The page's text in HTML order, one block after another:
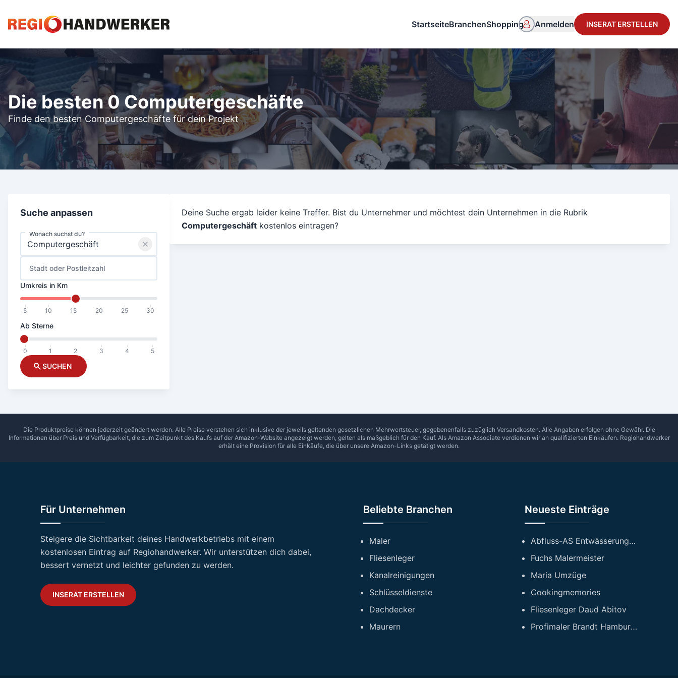
StartseiteBranchenShopping Anmelden INSERAT ERSTELLEN
Die besten 0 Computergeschäfte
Finde den besten Computergeschäfte für dein Projekt
Suche anpassen
Wonach suchst du?
Stadt oder Postleitzahl
Umkreis in Km
5 10 15 20 25 30
Ab Sterne
0 1 2 3 4 5
SUCHEN
Deine Suche ergab leider keine Treffer. Bist du Unternehmer und möchtest dein Unternehmen in die Rubrik
Computergeschäft kostenlos eintragen?
Die Produktpreise können jederzeit geändert werden. Alle Preise verstehen sich inklusive der jeweils geltenden gesetzlichen Mehrwertsteuer, gegebenenfalls zuzüglich Versandkosten. Alle Angaben erfolgen ohne Gewähr. Die
Informationen über Preis und Verfügbarkeit, die zum Zeitpunkt des Kaufs auf der Amazon-Website angezeigt werden, gelten als maßgeblich für den Kauf. Als Amazon Associate verdienen wir an qualifizierten Einkäufen. Regiohandwerker
erhält eine Provision für alle Einkäufe, die über unsere Amazon-Links getätigt werden.
Für Unternehmen
Steigere die Sichtbarkeit deines Handwerkbetriebs mit einem
kostenlosen Eintrag auf Regiohandwerker. Wir unterstützen dich dabei,
bessert vernetzt und leichter gefunden zu werden.
INSERAT ERSTELLEN
Beliebte Branchen
Maler
Fliesenleger
Kanalreinigungen
Schlüsseldienste
Dachdecker
Maurern
Neueste Einträge
Abfluss-AS Entwässerungstechnik GmbH
Fuchs Malermeister
Maria Umzüge
Cookingmemories
Fliesenleger Daud Abitov
Profimaler Brandt Hamburg GmbH Maler und Sanierungsfirma Hamburg